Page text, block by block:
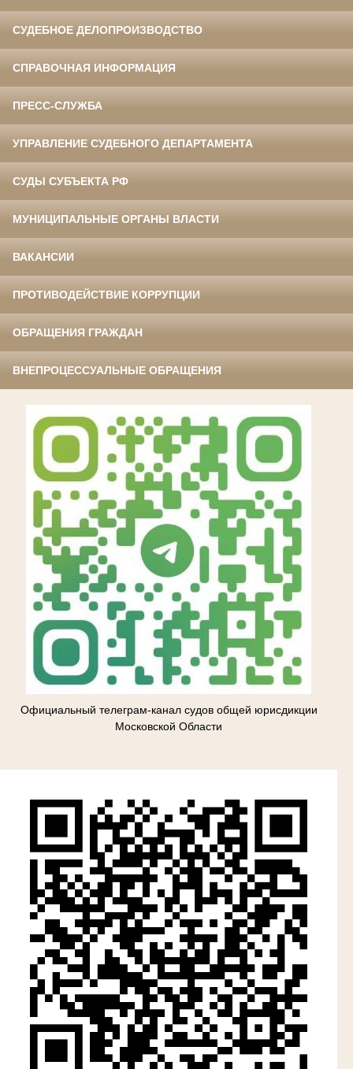
СУДЕБНОЕ ДЕЛОПРОИЗВОДСТВО
СПРАВОЧНАЯ ИНФОРМАЦИЯ
ПРЕСС-СЛУЖБА
УПРАВЛЕНИЕ СУДЕБНОГО ДЕПАРТАМЕНТА
СУДЫ СУБЪЕКТА РФ
МУНИЦИПАЛЬНЫЕ ОРГАНЫ ВЛАСТИ
ВАКАНСИИ
ПРОТИВОДЕЙСТВИЕ КОРРУПЦИИ
ОБРАЩЕНИЯ ГРАЖДАН
ВНЕПРОЦЕССУАЛЬНЫЕ ОБРАЩЕНИЯ
Официальный телеграм-канал судов общей юрисдикции
Московской Области